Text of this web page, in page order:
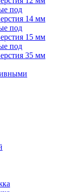
под
14 мм
под
15 мм
под
35 мм